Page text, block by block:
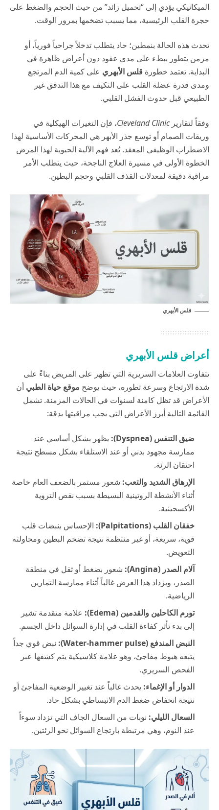
الميكانيكي يؤدي إلى “تحميل زائد” من حيث الحجم والضغط على
حجرة القلب الرئيسية، مما يسبب تضخمها بمرور الوقت.
تحدث هذه الحالة بنمطين؛ حاد يتطلب تدخلاً جراحياً فورياً، أو
مزمن يتطور ببطء على مدى عقود دون أعراض ظاهرة في
البداية. تعتمد خطورة قلس الأبهري على كمية الدم المرتجع
ومدى قدرة عضلة القلب على التكيف مع هذا التدفق غير
الطبيعي قبل حدوث الفشل القلبي.
وفقاً لتقاريرCleveland Clinic، فإن التغيرات الهيكلية في
وريقات الصمام أو توسع جذر الأبهر هي المحركات الأساسية لهذا
الاضطراب الوظيفي المعقد. يُعد فهم الآلية الحيوية لهذا المرض
الخطوة الأولى في مسيرة العلاج الناجحة، حيث يتطلب الأمر
مراقبة دقيقة لمعدلات القذف القلبي وحجم البطين.
قلس الأبهري
أعراض قلس الأبهري
تتفاوت العلامات السريرية التي تظهر على المريض بناءً على
شدة الارتجاع وسرعة تطوره، حيث يوضح موقع حياة الطبي أن
الأعراض قد تظل كامنة لسنوات في الحالات المزمنة. تشمل
القائمة التالية أبرز الأعراض التي يجب مراقبتها بدقة:
ضيق التنفس (Dyspnea):
يظهر بشكل أساسي عند
ممارسة مجهود بدني أو عند الاستلقاء بشكل مسطح نتيجة
احتقان الرئة.
الإرهاق الشديد والتعب: شعور مستمر بالضعف العام خاصة
أثناء الأنشطة الروتينية البسيطة بسبب نقص التروية
الأكسجينية.
خفقان القلب (Palpitations):
الإحساس بنبضات قلب
قوية، سريعة، أو غير منتظمة نتيجة تضخم البطين ومحاولته
التعويض.
آلام الصدر (Angina):
شعور بضغط أو ثقل في منطقة
الصدر، ويزداد هذا العرض غالباً أثناء ممارسة التمارين
الرياضية.
تورم الكاحلين والقدمين (Edema):
علامة متقدمة تشير
إلى بدء تأثر كفاءة القلب في إدارة السوائل داخل الجسم.
النبض المندفع (Water-hammer pulse):
نبض قوي جداً
يتبعه هبوط مفاجئ، وهو علامة كلاسيكية يتم كشفها عبر
الفحص السريري.
الدوار أو الإغماء: يحدث غالباً عند تغيير الوضعية المفاجئ أو
نتيجة انخفاض ضغط الدم الانبساطي بشكل حاد.
السعال الليلي: نوبات من السعال الجاف التي تزداد سوءاً
عند النوم، وهي مرتبطة بارتجاع السوائل نحو الرئتين.